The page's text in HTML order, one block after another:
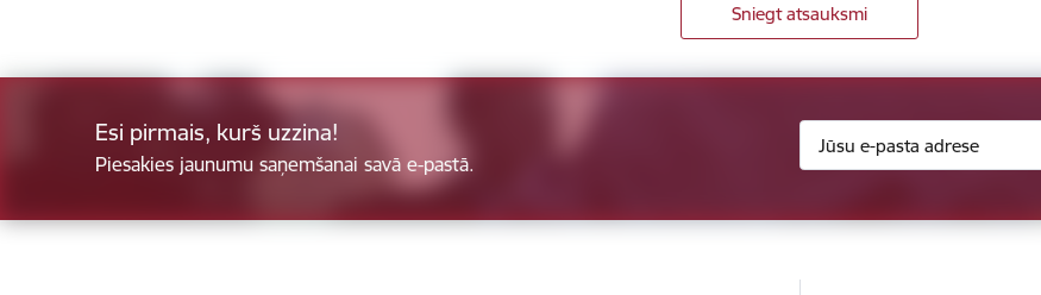
Sniegt atsauksmi
Esi pirmais, kurš uzzina!
Piesakies jaunumu saņemšanai savā e-pastā.